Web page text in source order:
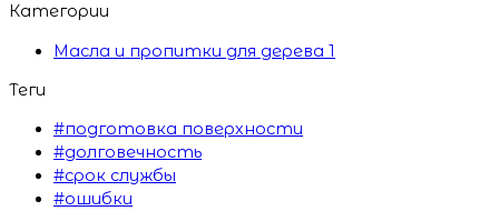
Категории
Масла и пропитки для дерева 1
Теги
#подготовка поверхности
#долговечность
#срок службы
#ошибки